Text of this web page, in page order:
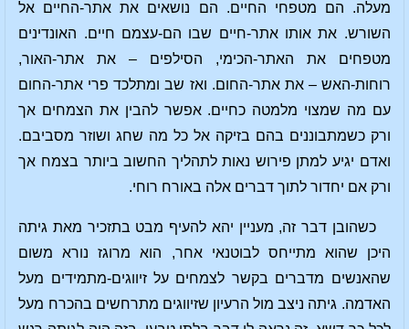
מעלה. הם מטפחי החיים. הם נושאים את אתר-החיים אל
השורש. את אותו אתר-חיים שבו הם-עצמם חיים. האונדינים
מטפחים את האתר-הכימי, הסילפים – את אתר-האור,
רוחות-האש – את אתר-החום. ואז שב ומתלכד פרי אתר-החום
עם מה שמצוי מלמטה כחיים. אפשר להבין את הצמחים אך
ורק כשמתבוננים בהם בזיקה אל כל מה שחג ושוזר מסביבם.
ואדם יגיע למתן פירוש נאות לתהליך החשוב ביותר בצמח אך
ורק אם יחדור לתוך דברים אלה באורח רוחי.
כשהובן דבר זה, מעניין יהא להעיף מבט בתזכיר מאת גיתה
היכן שהוא מתייחס לבוטנאי אחר, הוא מרוגז נורא משום
שהאנשים מדברים בקשר לצמחים על זיווגים-מתמידים מעל
האדמה. גיתה ניצב מול הרעיון שזיווגים מתרחשים בהכרח מעל